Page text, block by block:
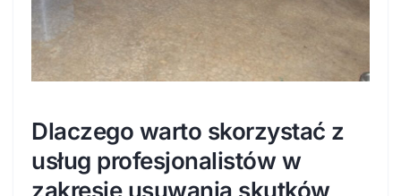
Dlaczego warto skorzystać z
usług profesjonalistów w
zakresie usuwania skutków